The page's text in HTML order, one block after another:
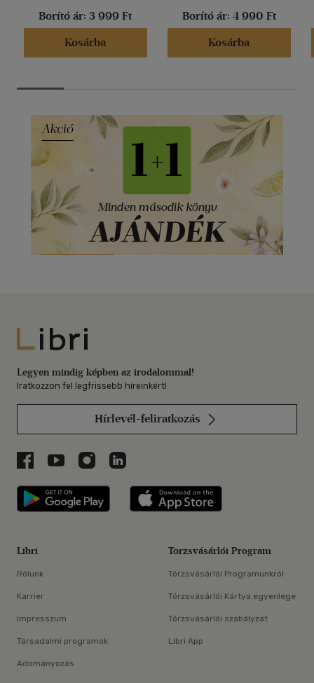
Borító ár: 3 999 Ft
Kosárba
Borító ár: 4 990 Ft
Kosárba
Libri
Legyen mindig képben az irodalommal!
Iratkozzon fel legfrissebb híreinkért!
Hírlevél-feliratkozás
Libri a Facebookon
Libri a Youtube-on
Libri az Instagramon
Libri a LinkedInen
Libri applikáció Szerezd meg: Google
Libri
Rólunk
Karrier
Impresszum
Társadalmi programok
Adományozás
Törzsvásárlói Program
Törzsvásárlói Programunkról
Törzsvásárlói Kártya egyenlege
Törzsvásárlói szabályzat
Libri App